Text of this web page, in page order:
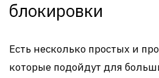
блокировки
Есть несколько простых и
которые подойдут для